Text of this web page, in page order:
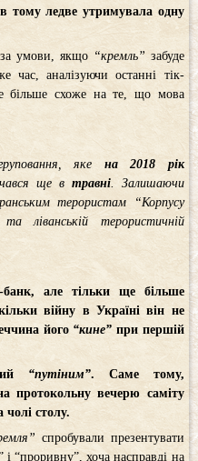
тому ледве утримувала одну
умови, якщо “кремль” забуде
час, аналізуючи останні тік-
більше схоже на те, що мова
яке на 2018 рік
ще в травні. Залишаючи
терористам “Корпусу
та ліванській терористичній
але тільки ще більше
війну в Україні він не
його “кине” при першій
“путіним”. Саме тому,
протокольну вечерю саміту
столу.
спробували презентувати
і “проривну”, хоча насправді на